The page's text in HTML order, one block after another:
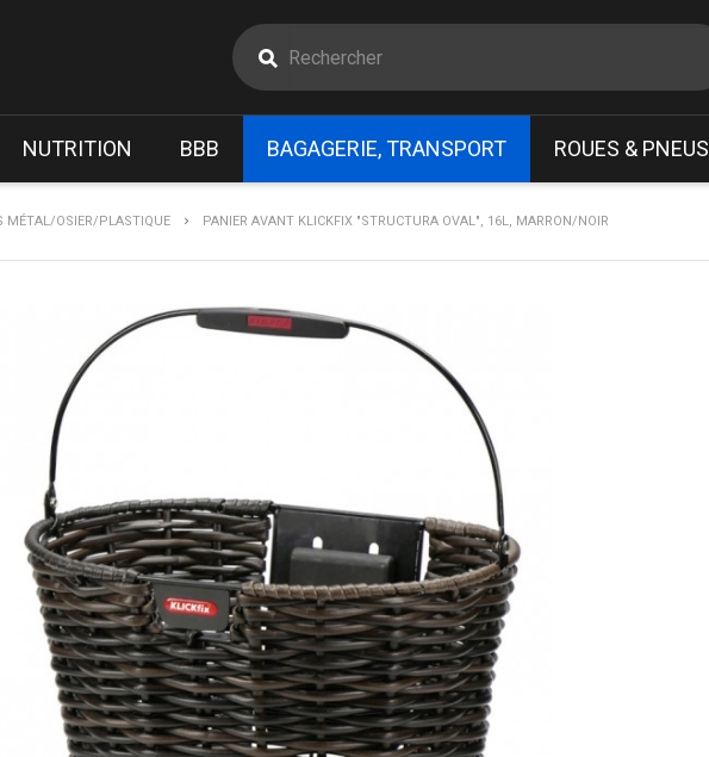
NUTRITION BBB BAGAGERIE, TRANSPORT ROUES & PNEUS
MÉTAL/OSIER/PLASTIQUE PANIER AVANT KLICKFIX "STRUCTURA OVAL", 16L, MARRON/NOIR